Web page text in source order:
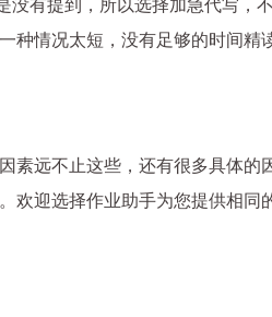
情况太短，没有足够的时间精
远不止这些，还有很多具体
欢迎选择作业助手为您提供相